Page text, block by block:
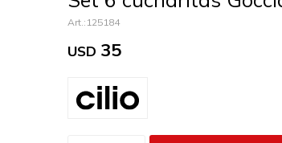
125184
USD 35